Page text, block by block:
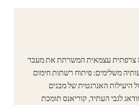
צרפתית עצמאית המשרתת את מעבר
משלימים: פיתוח רשתות חימום
היעילות האנרגטית של מבנים
לגבי העתיד, קוריאנס תומכת